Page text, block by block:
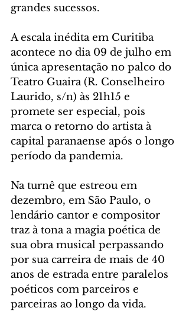
grandes sucessos.
A escala inédita em Curitiba
acontece no dia 09 de julho em
única apresentação no palco do
Teatro Guaira (R. Conselheiro
Laurido, s/n) às 21h15 e
promete ser especial, pois
marca o retorno do artista à
capital paranaense após o longo
período da pandemia.
Na turnê que estreou em
dezembro, em São Paulo, o
lendário cantor e compositor
traz à tona a magia poética de
sua obra musical perpassando
por sua carreira de mais de 40
anos de estrada entre paralelos
poéticos com parceiros e
parceiras ao longo da vida.